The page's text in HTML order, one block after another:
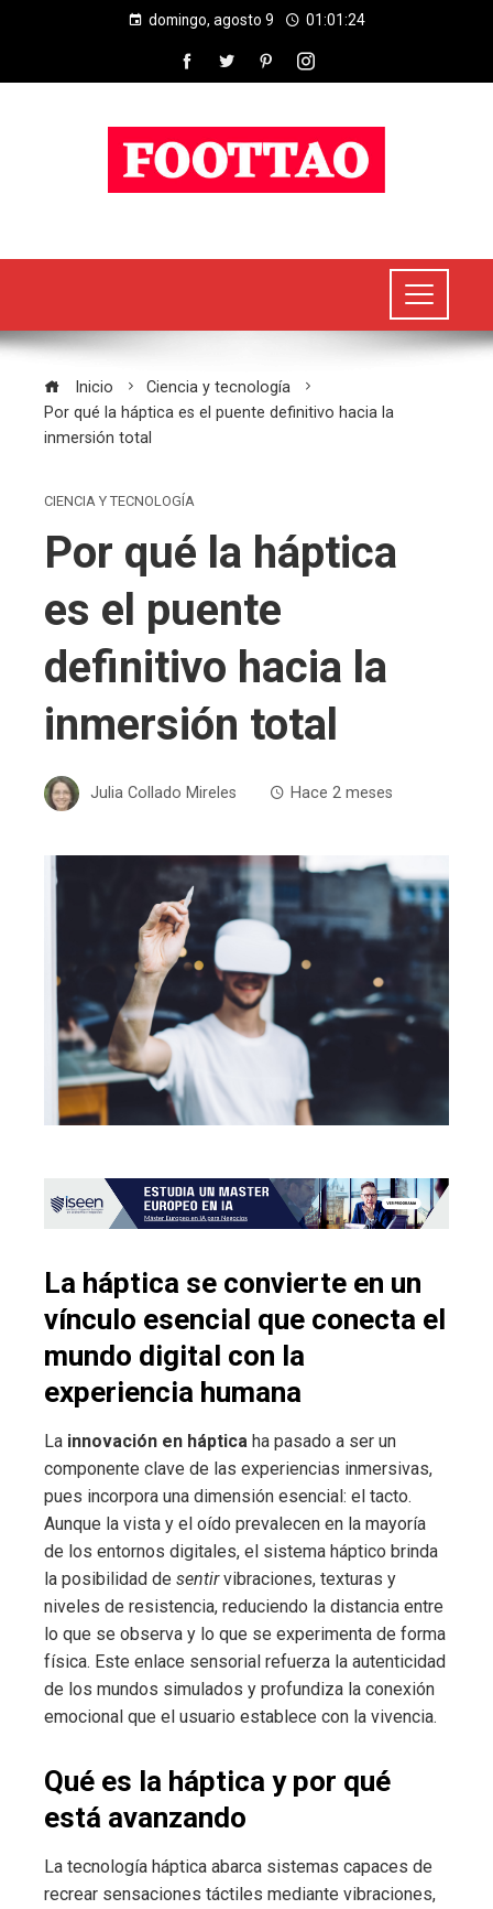
domingo, agosto 9 01:01:24
Inicio
Ciencia y tecnología
Por qué la háptica es el puente definitivo hacia la
inmersión total
CIENCIA Y TECNOLOGÍA
Por qué la háptica
es el puente
definitivo hacia la
inmersión total
Julia Collado Mireles Hace 2 meses
La háptica se convierte en un
vínculo esencial que conecta el
mundo digital con la
experiencia humana
La innovación en háptica ha pasado a ser un
componente clave de las experiencias inmersivas,
pues incorpora una dimensión esencial: el tacto.
Aunque la vista y el oído prevalecen en la mayoría
de los entornos digitales, el sistema háptico brinda
la posibilidad de sentirvibraciones, texturas y
niveles de resistencia, reduciendo la distancia entre
lo que se observa y lo que se experimenta de forma
física. Este enlace sensorial refuerza la autenticidad
de los mundos simulados y profundiza la conexión
emocional que el usuario establece con la vivencia.
Qué es la háptica y por qué
está avanzando
La tecnología háptica abarca sistemas capaces de
recrear sensaciones táctiles mediante vibraciones,